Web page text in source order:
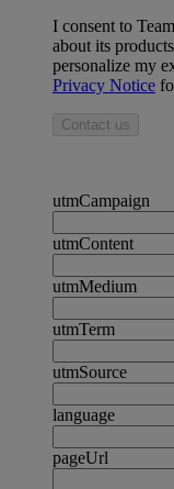
I consent to
about its
personalize my
Privacy Notice
Contact us
utmCampaign
utmContent
utmMedium
utmTerm
utmSource
language
pageUrl